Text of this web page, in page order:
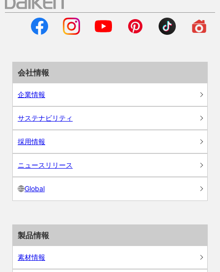
会社情報
企業情報
サステナビリティ
採用情報
ニュースリリース
Global
製品情報
素材情報